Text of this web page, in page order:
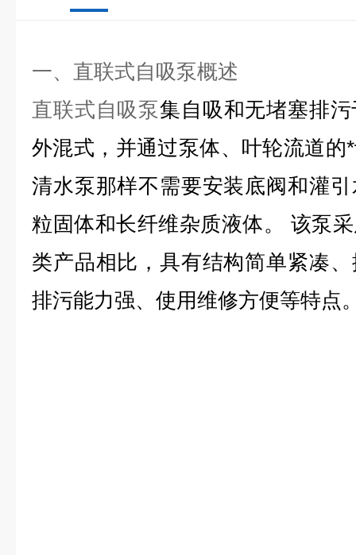
一、 直联式自吸泵概述
直联式自吸泵集自吸和无堵塞排
外混式，并通过泵体、叶轮流道的
清水泵那样不需要安装底阀和灌
粒固体和长纤维杂质液体。 该泵
类产品相比，具有结构简单紧凑
排污能力强、使用维修方便等特点